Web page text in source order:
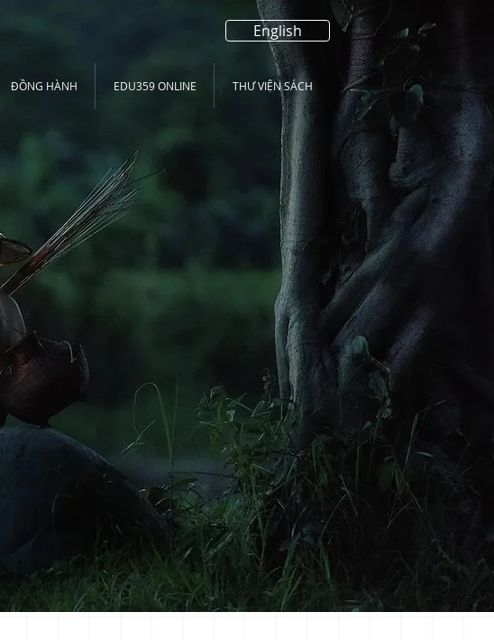
ĐỒNG HÀNH EDU359 ONLINE THƯ VIỆN SÁCH
English